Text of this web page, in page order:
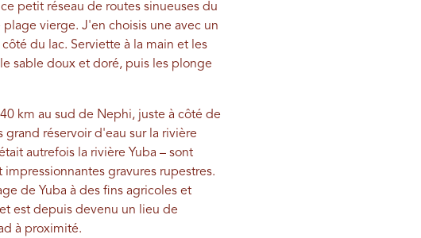
petit réseau de routes sinueuses du
vierge. J'en choisis une avec un
du lac. Serviette à la main et les
sable doux et doré, puis les plonge
km au sud de Nephi, juste à côté de
réservoir d'eau sur la rivière
autrefois la rivière Yuba – sont
gravures rupestres.
de Yuba à des fins agricoles et
est depuis devenu un lieu de
à proximité.